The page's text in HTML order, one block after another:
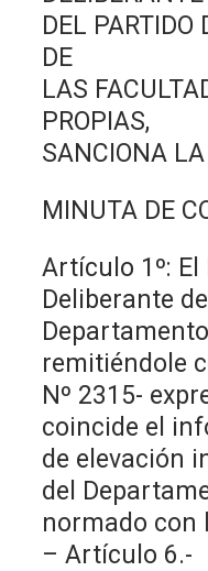
DEL PARTIDO
DE
LAS
PROPIAS,
SANCIONA
MINUTA DE
Artículo 1º:
Deliberante
remitiéndole
Nº 2315-
coincide el
de elevación
del
normado con
– Artículo 6.-